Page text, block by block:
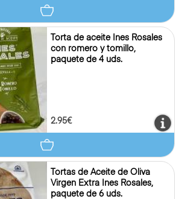
Torta de aceite Ines Rosales
con romero y tomillo,
paquete de 4 uds.
2.95€
Tortas de Aceite de Oliva
Virgen Extra Ines Rosales,
paquete de 6 uds.